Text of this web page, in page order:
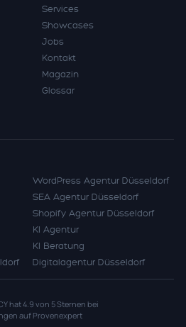
Services
Showcases
Jobs
Kontakt
Magazin
Glossar
WordPress Agentur Düsseldorf
SEA Agentur Düsseldorf
Shopify Agentur Düsseldorf
KI Agentur
KI Beratung
Digitalagentur Düsseldorf
hat4.9 von 5Sternen bei
auf Provenexpert